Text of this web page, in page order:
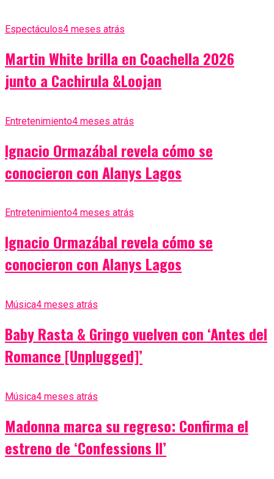
Espectáculos4 meses atrás
Martin White brilla en Coachella 2026
junto a Cachirula &Loojan
Entretenimiento4 meses atrás
Ignacio Ormazábal revela cómo se
conocieron con Alanys Lagos
Entretenimiento4 meses atrás
Ignacio Ormazábal revela cómo se
conocieron con Alanys Lagos
Música4 meses atrás
Baby Rasta & Gringo vuelven con ‘Antes del
Romance [Unplugged]’
Música4 meses atrás
Madonna marca su regreso: Confirma el
estreno de ‘Confessions II’